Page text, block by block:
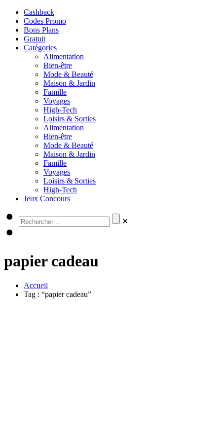
Cashback
Codes Promo
Bons Plans
Gratuit
Catégories
Alimentation
Bien-être
Mode & Beauté
Maison & Jardin
Famille
Voyages
High-Tech
Loisirs & Sorties
Alimentation
Bien-être
Mode & Beauté
Maison & Jardin
Famille
Voyages
Loisirs & Sorties
High-Tech
Jeux Concours
✕
papier cadeau
Accueil
Tag : “papier cadeau”